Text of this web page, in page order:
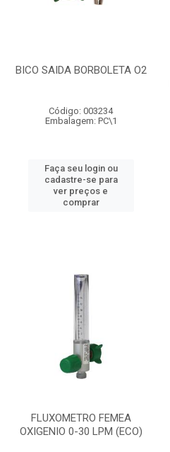
BICO SAIDA BORBOLETA O2
Código: 003234
Embalagem: PC\1
Faça seu login ou
cadastre-se para
ver preços e
comprar
FLUXOMETRO FEMEA
OXIGENIO 0-30 LPM (ECO)